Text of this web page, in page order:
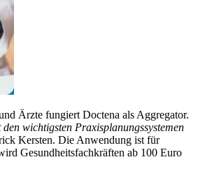
Ärzte fungiert Doctena als Aggregator.
wichtigsten Praxisplanungssystemen
Kersten. Die Anwendung ist für
Gesundheitsfachkräften ab 100 Euro